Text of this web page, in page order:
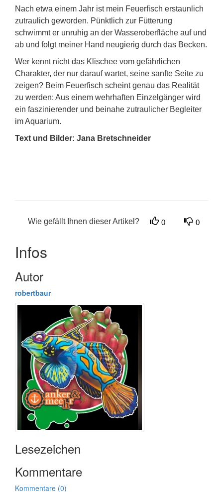
Nach etwa einem Jahr ist mein Feuerfisch erstaunlich
zutraulich geworden. Pünktlich zur Fütterung
schwimmt er unruhig an der Wasseroberfläche auf und
ab und folgt meiner Hand neugierig durch das Becken.
Wer kennt nicht das Klischee vom gefährlichen
Charakter, der nur darauf wartet, seine sanfte Seite zu
zeigen? Beim Feuerfisch scheint genau das Realität
zu werden: Aus einem wehrhaften Einzelgänger wird
ein faszinierender und beinahe zutraulicher Begleiter
im Aquarium.
Text und Bilder: Jana Bretschneider
Wie gefällt Ihnen dieser Artikel? 0 0
Infos
Autor
robertbaur
Lesezeichen
Kommentare
Kommentare (0)